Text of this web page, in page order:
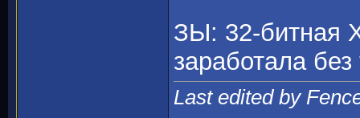
ЗЫ: 32-битная
заработала
Last edited by